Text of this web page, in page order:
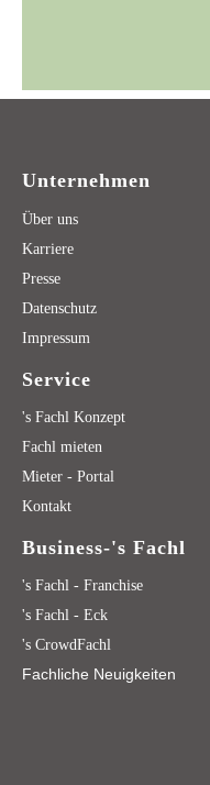
Unternehmen
Über uns
Karriere
Presse
Datenschutz
Impressum
Service
's Fachl Konzept
Fachl mieten
Mieter - Portal
Kontakt
Business-'s Fachl
's Fachl - Franchise
's Fachl - Eck
's CrowdFachl
Fachliche Neuigkeiten